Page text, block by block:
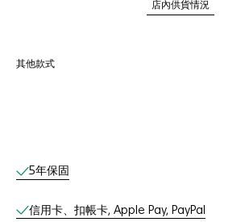
店內供貨情況
其他款式
網上服務
5年保固
信用卡、扣帳卡, Apple Pay, PayPal